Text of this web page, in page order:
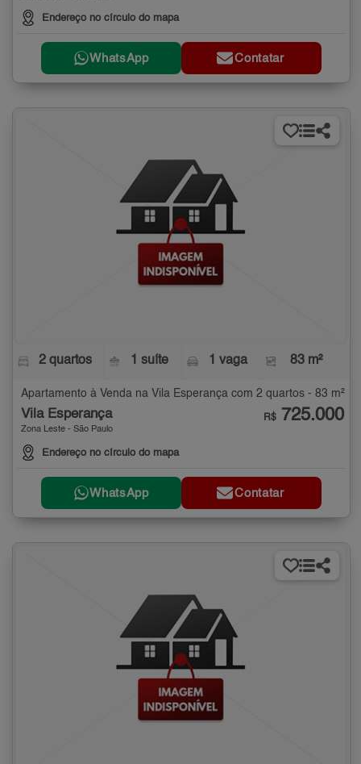
Endereço no círculo do mapa
WhatsApp Contatar
2 quartos 1 suíte 1 vaga 83 m²
Apartamento à Venda na Vila Esperança com 2 quartos - 83 m²
Vila Esperança
Zona Leste - São Paulo
Endereço no círculo do mapa
R$ 725.000
WhatsApp Contatar